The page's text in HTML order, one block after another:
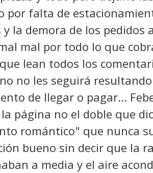
por falta de
y la demora de los pedidos
mal por todo lo que
lean todos los
no les seguirá
de llegar o pagar...
página no el doble que
romántico" que nunca
bueno sin decir que la
a media y el aire